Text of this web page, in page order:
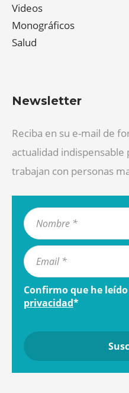
Videos
Monográficos
Salud
Newsletter
Reciba en su e-mail de
actualidad
trabajan con personas
Confirmo que he
privacidad*